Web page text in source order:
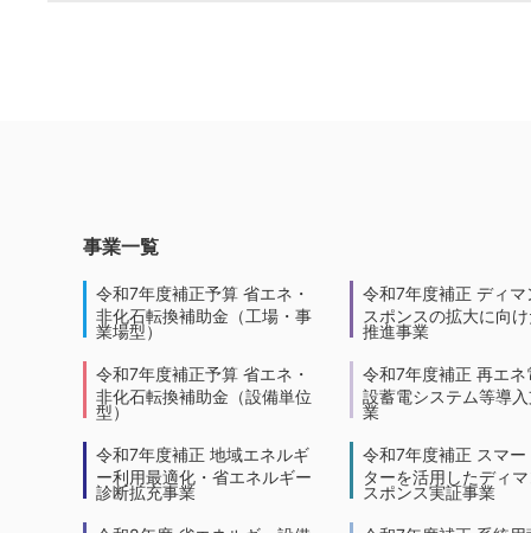
事業一覧
令和7年度補正予算 省エネ・
非化石転換補助金（工場・事
業場型）
令和7年度補正予算 省エネ・
非化石転換補助金（設備単位
型）
令和7年度補正 地域エネルギ
ー利用最適化・省エネルギー
診断拡充事業
令和7年度補正 ディマ
スポンスの拡大に向
推進事業
令和7年度補正 再エネ
設蓄電システム等導
業
令和7年度補正 スマー
ターを活用したディ
スポンス実証事業